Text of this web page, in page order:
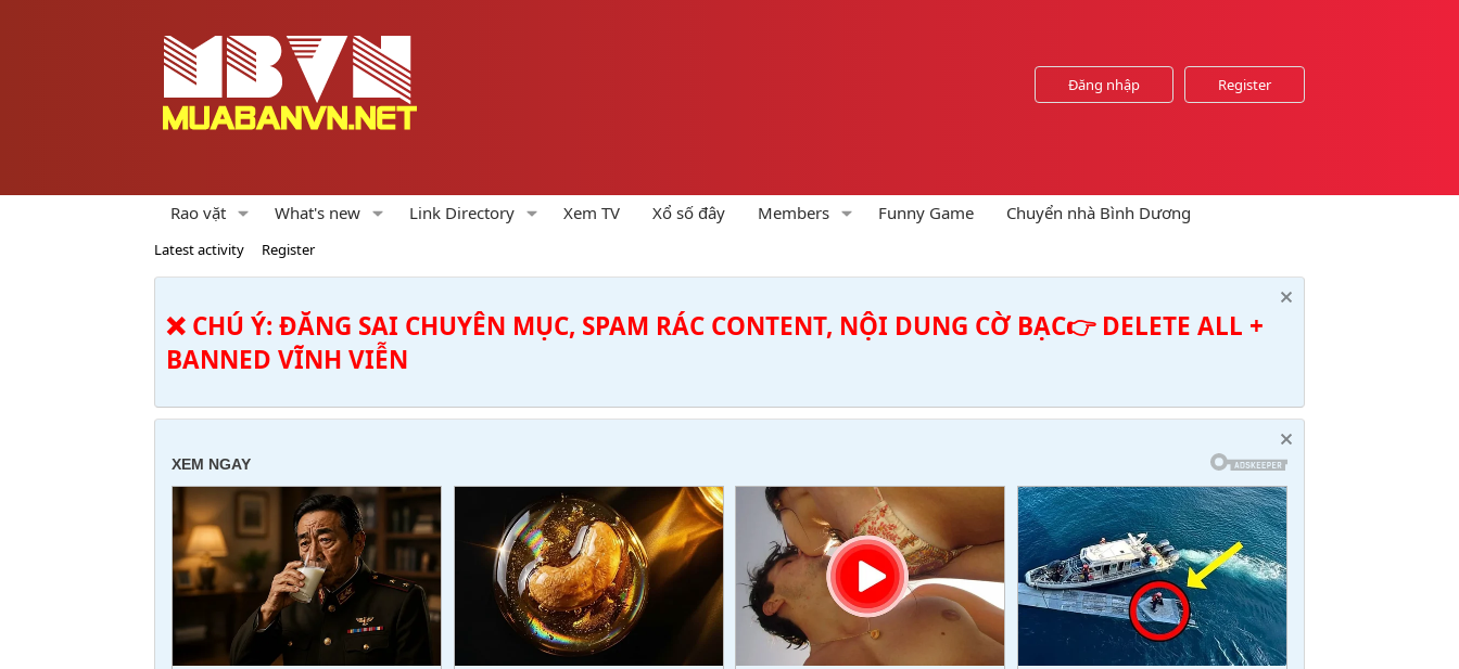
Đăng nhập Register
Rao vặt What's new Link Directory Xem TV Xổ số đây Members Funny Game Chuyển nhà Bình Dương
Latest activity Register
❌ CHÚ Ý: ĐĂNG SAI CHUYÊN MỤC, SPAM RÁC CONTENT, NỘI DUNG CỜ BẠC👉 DELETE ALL +
BANNED VĨNH VIỄN